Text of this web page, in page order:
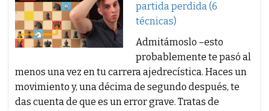
partida perdida (6
técnicas)
Admitámoslo –esto
probablemente te pasó al
menos una vez en tu carrera ajedrecística. Haces un
movimiento y, una décima de segundo después, te
das cuenta de que es un error grave. Tratas de